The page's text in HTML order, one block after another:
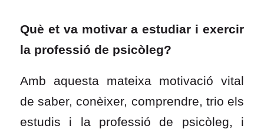
Què et va motivar a estudiar i exercir
la professió de psicòleg?
Amb aquesta mateixa motivació vital
de saber, conèixer, comprendre, trio els
estudis i la professió de psicòleg, i